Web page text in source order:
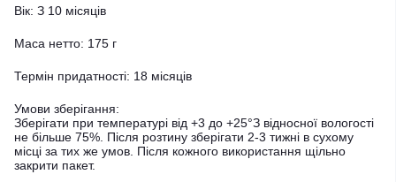
Вік: З 10 місяців
Маса нетто: 175 г
Термін придатності: 18 місяців
Умови зберігання:
Зберігати при температурі від +3 до +25°З відносної вологості
не більше 75%. Після розтину зберігати 2-3 тижні в сухому
місці за тих же умов. Після кожного використання щільно
закрити пакет.